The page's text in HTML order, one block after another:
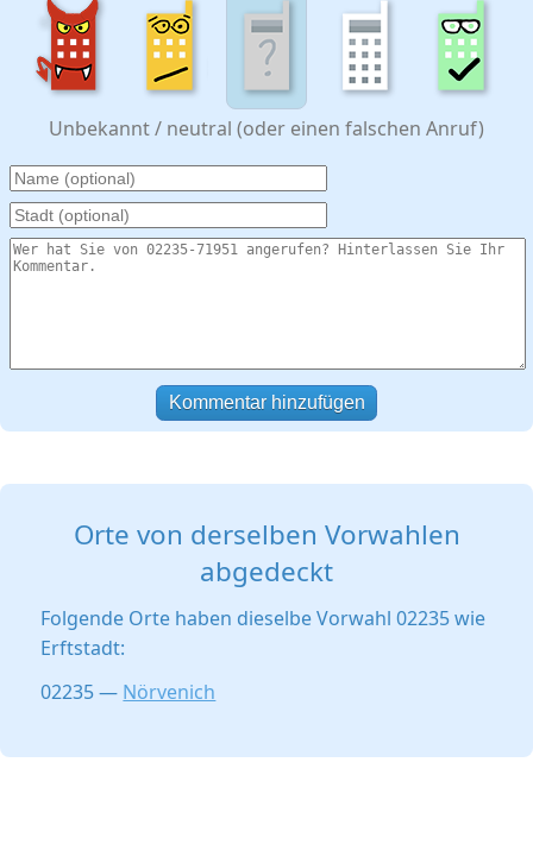
Unbekannt / neutral (oder einen falschen Anruf)
Kommentar hinzufügen
Orte von derselben Vorwahlen
abgedeckt
Folgende Orte haben dieselbe Vorwahl 02235 wie
Erftstadt:
02235 — Nörvenich